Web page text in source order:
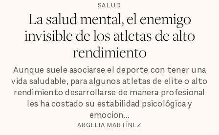
SALUD
La salud mental, el enemigo
invisible de los atletas de alto
rendimiento
Aunque suele asociarse el deporte con tener una
vida saludable, para algunos atletas de elite o alto
rendimiento desarrollarse de manera profesional
les ha costado su estabilidad psicológica y
emocion...
ARGELIA MARTÍNEZ